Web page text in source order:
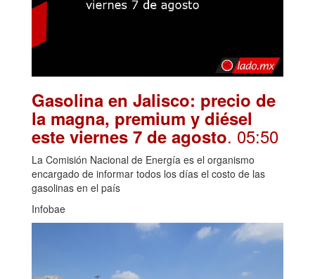
Gasolina en Jalisco: precio de
la magna, premium y diésel
este viernes 7 de agosto. 05:50
La Comisión Nacional de Energía es el organismo
encargado de informar todos los días el costo de las
gasolinas en el país
Infobae